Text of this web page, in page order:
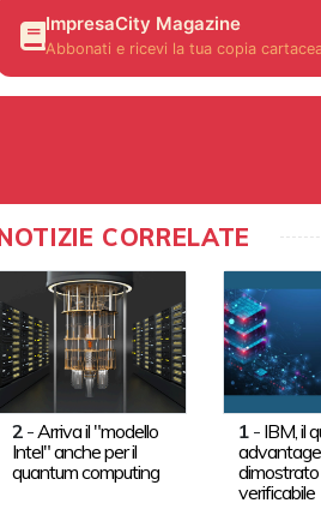
ImpresaCity Magazine
Abbonati e ricevi la tua copia
CORRELATE
2- Arriva il "modello
Intel" anche per il
quantum computing
1 - IBM, il
advantage
verificabile